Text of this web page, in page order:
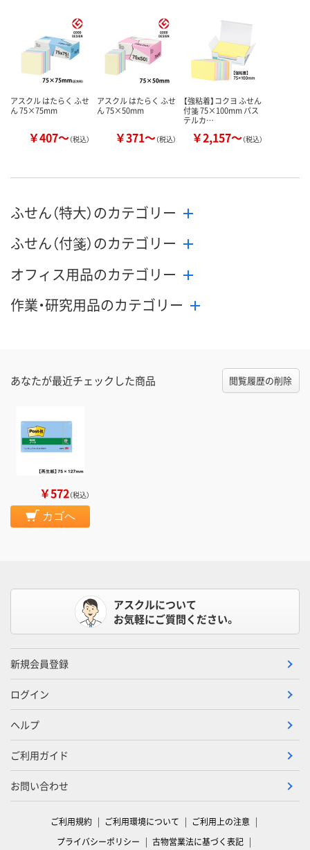
カゴへ
アスクル はたらく ふせ
ん 75×75mm
￥407～（税込）
アスクル はたらく ふせ
ん 75×50mm
￥371～（税込）
【強粘着】コクヨ ふせん
付箋 75×100mm パス
テルカ…
￥2,157～（税込）
ふせん（特大）のカテゴリー
ふせん（付箋）のカテゴリー
オフィス用品のカテゴリー
作業・研究用品のカテゴリー
あなたが最近チェックした商品 閲覧履歴の削除
￥572（税込）
カゴへ
アスクルについて
お気軽にご質問ください。
新規会員登録
ログイン
ヘルプ
ご利用ガイド
お問い合わせ
ご利用規約 ご利用環境について
ご利用上の注意
プライバシーポリシー
古物営業法に基づく表記